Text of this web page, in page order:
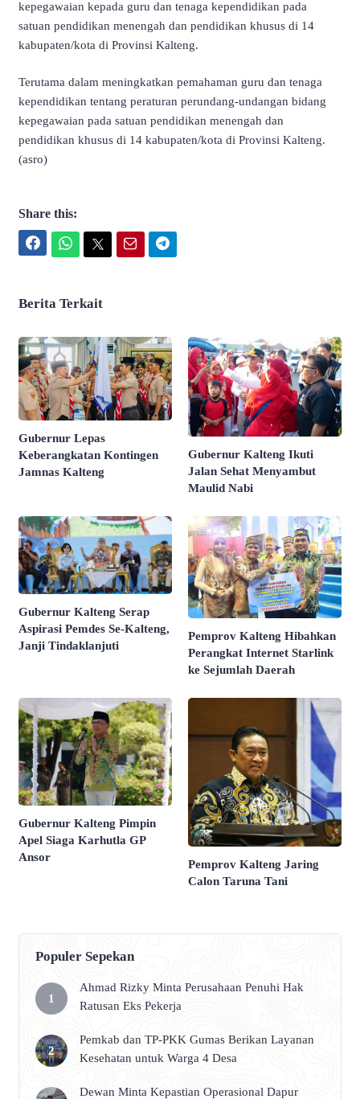
kepegawaian kepada guru dan tenaga kependidikan pada
satuan pendidikan menengah dan pendidikan khusus di 14
kabupaten/kota di Provinsi Kalteng.
Terutama dalam meningkatkan pemahaman guru dan tenaga
kependidikan tentang peraturan perundang-undangan bidang
kepegawaian pada satuan pendidikan menengah dan
pendidikan khusus di 14 kabupaten/kota di Provinsi Kalteng.
(asro)
Share this:
Berita Terkait
Gubernur Lepas
Keberangkatan Kontingen
Jamnas Kalteng
Gubernur Kalteng Ikuti
Jalan Sehat Menyambut
Maulid Nabi
Gubernur Kalteng Serap
Aspirasi Pemdes Se-Kalteng,
Janji Tindaklanjuti
Pemprov Kalteng Hibahkan
Perangkat Internet Starlink
ke Sejumlah Daerah
Gubernur Kalteng Pimpin
Apel Siaga Karhutla GP
Ansor
Pemprov Kalteng Jaring
Calon Taruna Tani
Populer Sepekan
Ahmad Rizky Minta Perusahaan Penuhi Hak
Ratusan Eks Pekerja
Pemkab dan TP-PKK Gumas Berikan Layanan
Kesehatan untuk Warga 4 Desa
Dewan Minta Kepastian Operasional Dapur